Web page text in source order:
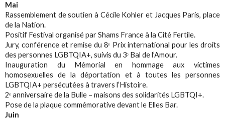
Mai
Rassemblement de soutien à Cécile Kohler et Jacques Paris, place
de la Nation.
Positif Festival organisé par Shams France à la Cité Fertile.
Jury, conférence et remise du 8ᵉ Prix international pour les droits
des personnes LGBTQIA+, suivis du 3ᵉ Bal de l’Amour.
Inauguration du Mémorial en hommage aux victimes
homosexuelles de la déportation et à toutes les personnes
LGBTQIA+ persécutées à travers l’Histoire.
2ᵉ anniversaire de la Bulle – maisons des solidarités LGBTQI+.
Pose de la plaque commémorative devant le Elles Bar.
Juin